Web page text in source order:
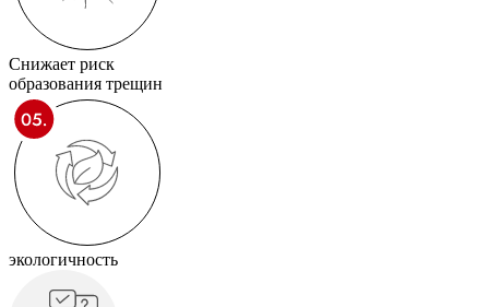
Снижает риск
образования трещин
экологичность